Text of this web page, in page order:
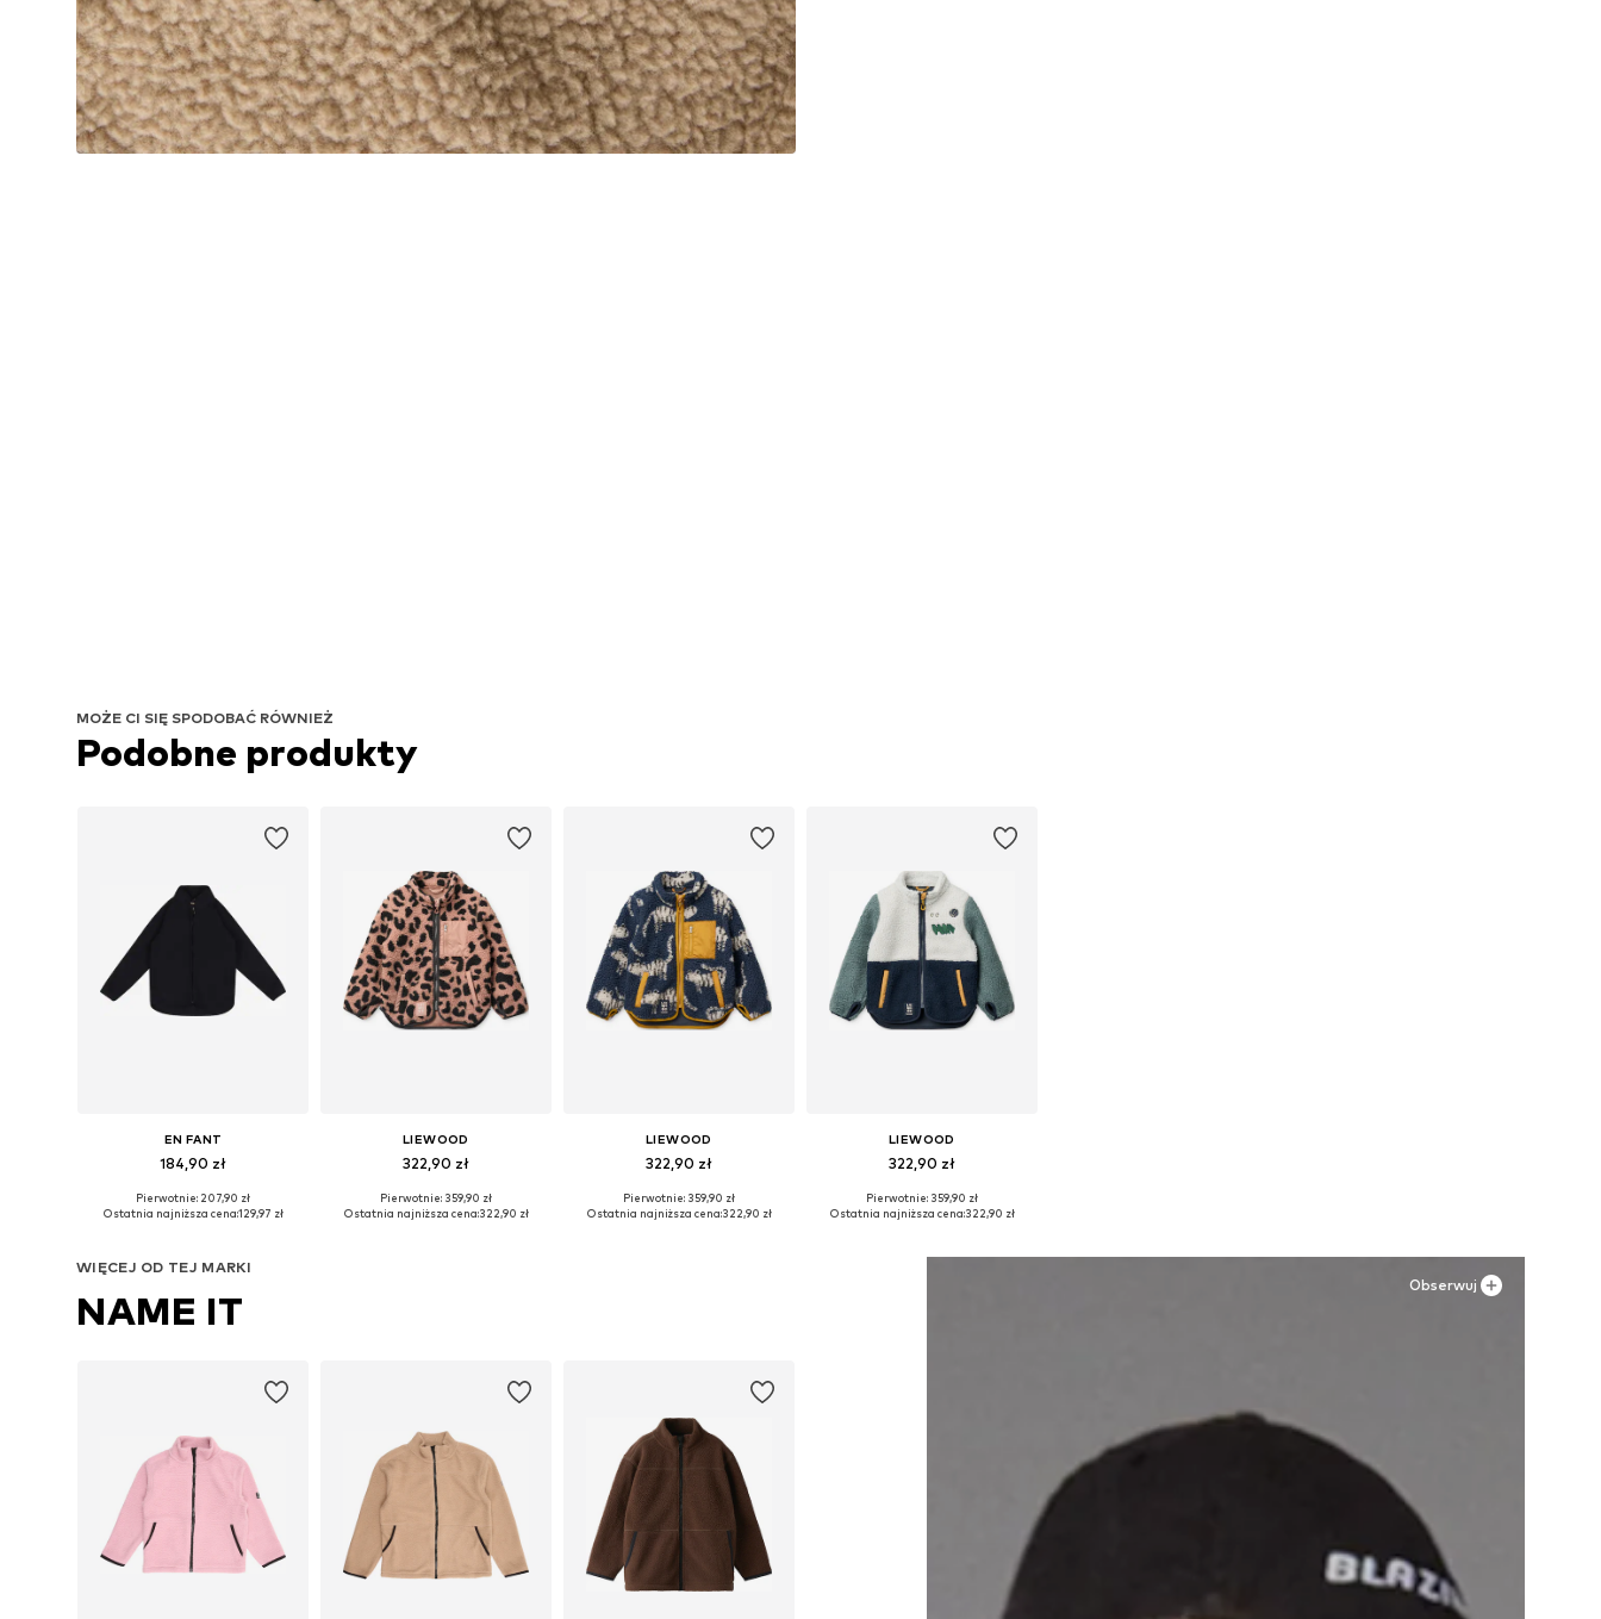
MOŻE CI SIĘ SPODOBAĆ RÓWNIEŻ
Podobne produkty
EN FANT
184,90 zł
Dostępne w różnych rozmiarach
Pierwotnie: 207,90 zł
Ostatnia najniższa cena:129,97 zł
LIEWOOD
322,90 zł
Dostępne w różnych rozmiarach
Pierwotnie: 359,90 zł
Ostatnia najniższa cena:322,90 zł
LIEWOOD
322,90 zł
Dostępne w różnych rozmiarach
Pierwotnie: 359,90 zł
Ostatnia najniższa cena:322,90 zł
LIEWOOD
322,90 zł
Dostępne w różnych rozmiarach
Pierwotnie: 359,90 zł
Ostatnia najniższa cena:322,90 zł
Obserwuj
WIĘCEJ OD TEJ MARKI
NAME IT